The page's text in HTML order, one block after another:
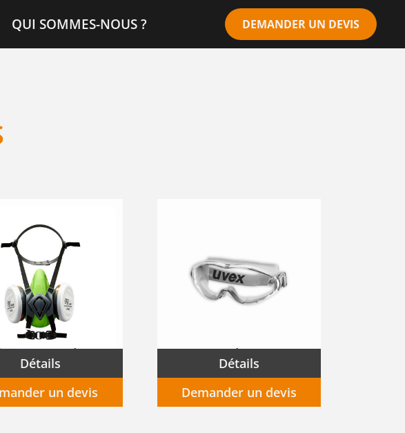
QUI SOMMES-NOUS ? DEMANDER UN DEVIS
Demi-masque thermoplastique BLS400 + Cartouches A2 (Gaz et vapeurs organiques) + P3 (Poussière)
Détails
un devis
Lunettes de protection masque ULTRASONIC panoramique
Détails
Demander un devis